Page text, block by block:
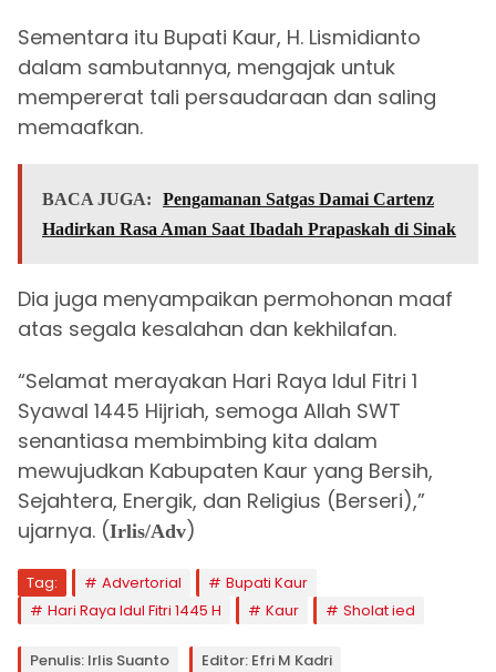
Sementara itu Bupati Kaur, H. Lismidianto
dalam sambutannya, mengajak untuk
mempererat tali persaudaraan dan saling
memaafkan.
BACA JUGA:
Pengamanan Satgas Damai Cartenz
Hadirkan Rasa Aman Saat Ibadah Prapaskah di Sinak
Dia juga menyampaikan permohonan maaf
atas segala kesalahan dan kekhilafan.
“Selamat merayakan Hari Raya Idul Fitri 1
Syawal 1445 Hijriah, semoga Allah SWT
senantiasa membimbing kita dalam
mewujudkan Kabupaten Kaur yang Bersih,
Sejahtera, Energik, dan Religius (Berseri),”
ujarnya. (Irlis/Adv)
Tag: Advertorial
Bupati Kaur
Hari Raya Idul Fitri 1445 H
Kaur Sholat ied
Penulis: Irlis Suanto Editor: Efri M Kadri